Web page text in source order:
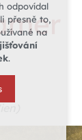
odpovídal
přesně to,
na
.